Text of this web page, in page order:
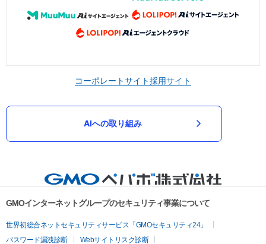
コーポレートサイト採用サイト
AIへの取り組み
GMOインターネットグループのセキュリティ事業について
世界初総合ネットセキュリティサービス「GMOセキュリティ24」
パスワード漏洩診断
Webサイトリスク診断